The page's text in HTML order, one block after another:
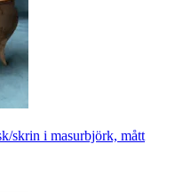
skrin i masurbjörk, mått